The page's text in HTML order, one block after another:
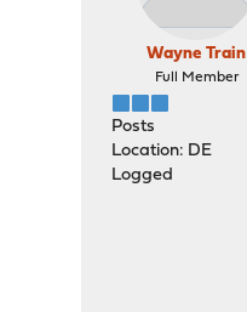
Wayne Train
Full Member
Posts
Location: DE
Logged